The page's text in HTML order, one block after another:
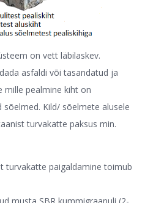
on vett läbilaskev.
asfaldi või tasandatud ja
mille pealmine kiht on
Kild/ sõelmete alusele
turvakatte paksus min.
turvakatte paigaldamine toimub
musta SBR kummigraanuli (2-